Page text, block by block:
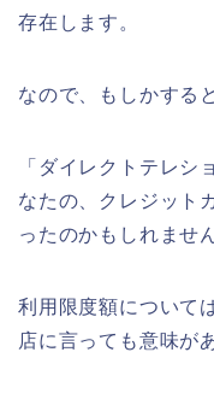
存在します。
なので、もしかする
「ダイレクトテレシ
なたの、クレジット
ったのかもしれませ
利用限度額について
店に言っても意味が